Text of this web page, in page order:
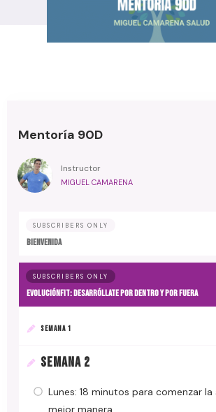
Mentoría 90D
Instructor
MIGUEL CAMARENA
SUBSCRIBERS ONLY
BIENVENIDA
SUBSCRIBERS ONLY
EvoluciónFit: desarróllate por dentro y por fuera
SEMANA 1
SEMANA 2
Lunes: 18 minutos para comenzar la
mejor manera